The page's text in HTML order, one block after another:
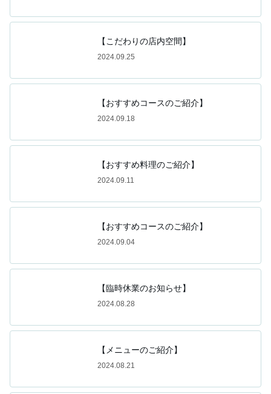
【こだわりの店内空間】
2024.09.25
【おすすめコースのご紹介】
2024.09.18
【おすすめ料理のご紹介】
2024.09.11
【おすすめコースのご紹介】
2024.09.04
【臨時休業のお知らせ】
2024.08.28
【メニューのご紹介】
2024.08.21